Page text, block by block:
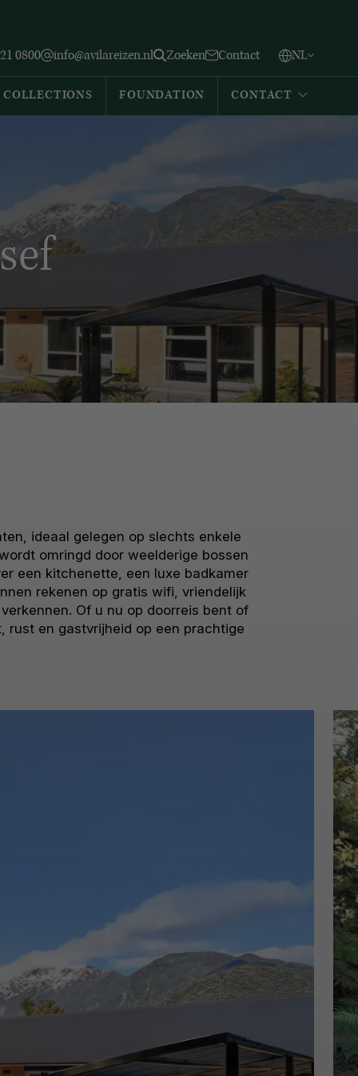
0800 info@avilareizen.nl Zoeken Contact NL
Español
COLLECTIONS FOUNDATION CONTACT
ideaal gelegen op slechts enkele
omringd door weelderige bossen
een kitchenette, een luxe badkamer
rekenen op gratis wifi, vriendelijk
Of u nu op doorreis bent of
rust en gastvrijheid op een prachtige